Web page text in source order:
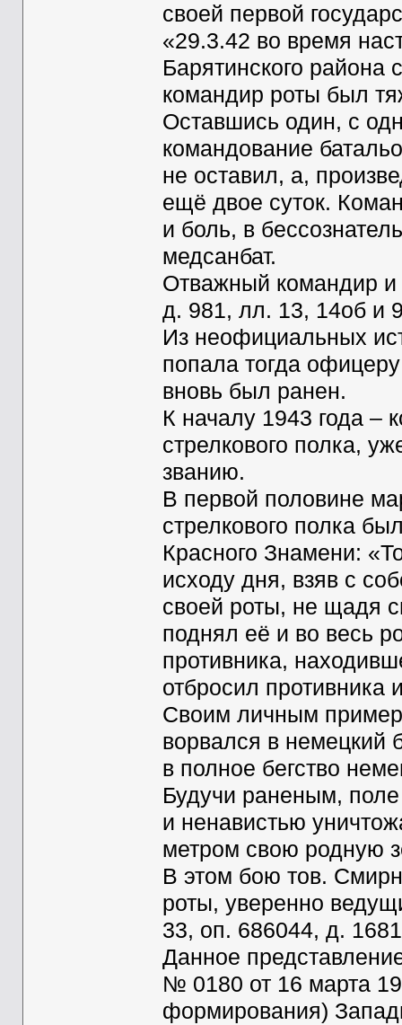
своей первой
«29.3.42 во время
Барятинского района
командир роты был
Оставшись один, с
командование
не оставил, а,
ещё двое суток.
и боль, в
медсанбат.
Отважный командир
д. 981, лл. 13, 14об и
Из неофициальных
попала тогда
вновь был ранен.
К началу 1943 года –
стрелкового полка,
званию.
В первой половине
стрелкового полка
Красного Знамени:
исходу дня, взяв с
своей роты, не щадя
поднял её и во весь
противника,
отбросил противника
Своим личным
ворвался в немецкий
в полное бегство
Будучи раненым,
и ненавистью
метром свою родную
В этом бою тов.
роты, уверенно
33, оп. 686044, д.
Данное
№ 0180 от 16 марта
формирования)